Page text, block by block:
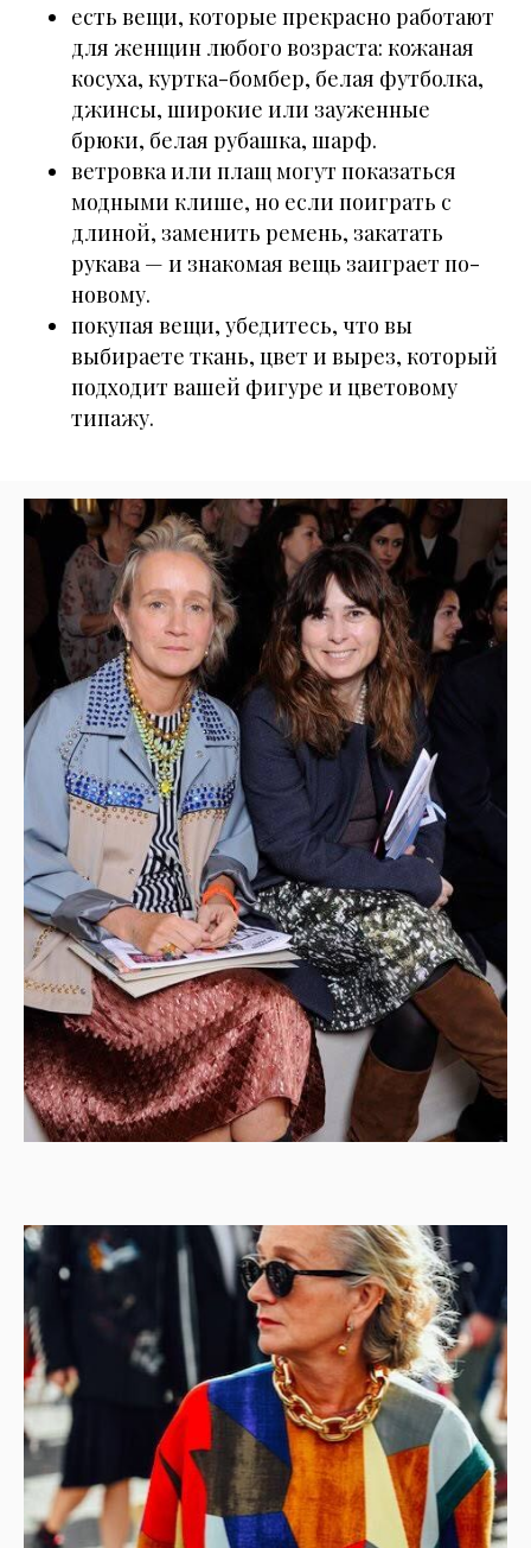
есть вещи, которые прекрасно работают
для женщин любого возраста: кожаная
косуха, куртка-бомбер, белая футболка,
джинсы, широкие или зауженные
брюки, белая рубашка, шарф.
ветровка или плащ могут показаться
модными клише, но если поиграть с
длиной, заменить ремень, закатать
рукава — и знакомая вещь заиграет по-
новому.
покупая вещи, убедитесь, что вы
выбираете ткань, цвет и вырез, который
подходит вашей фигуре и цветовому
типажу.